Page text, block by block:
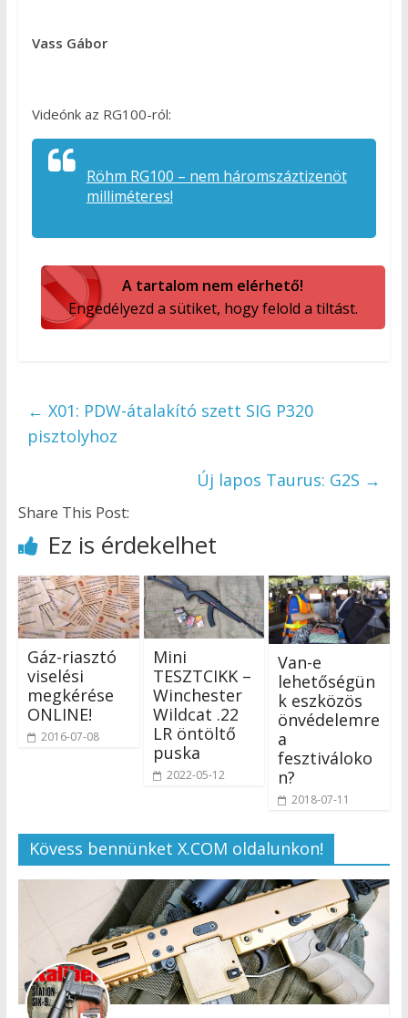
Vass Gábor
Videónk az RG100-ról:
Röhm RG100 – nem háromszáztizenöt
milliméteres!
A tartalom nem elérhető!
Engedélyezd a sütiket, hogy felold a tiltást.
← X01: PDW-átalakító szett SIG P320
pisztolyhoz
Új lapos Taurus: G2S →
Share This Post:
Ez is érdekelhet
Gáz-riasztó
viselési
megkérése
ONLINE!
2016-07-08
Mini
TESZTCIKK –
Winchester
Wildcat .22
LR öntöltő
puska
2022-05-12
Van-e
lehetőségün
k eszközös
önvédelemre
a
fesztiváloko
n?
2018-07-11
Kövess bennünket X.COM oldalunkon!